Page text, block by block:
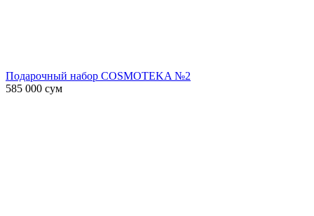
Подарочный набор COSMOTEKA №2
585 000 сум